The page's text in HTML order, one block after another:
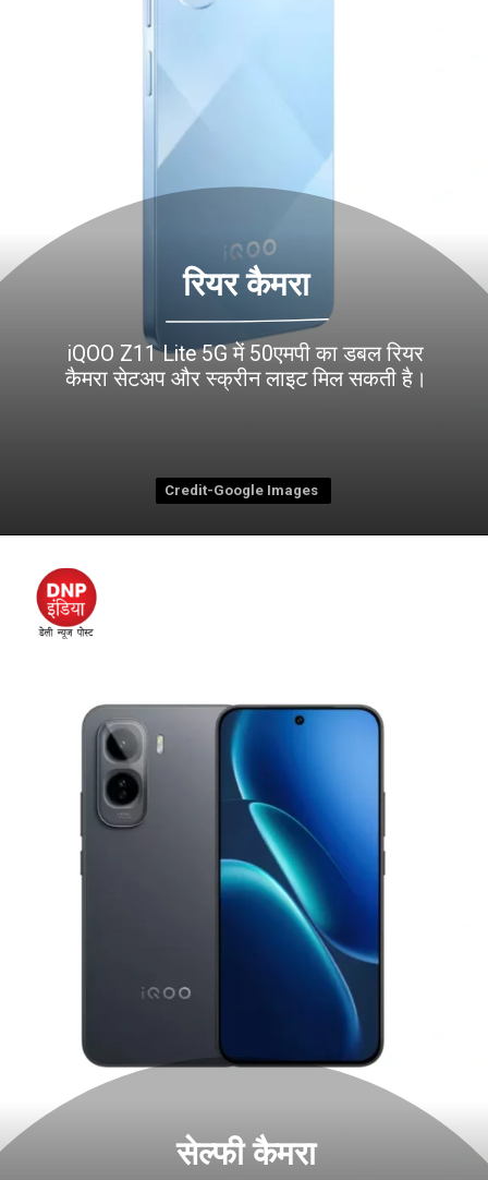
Credit-Google Images
Credit-Google Images
रियर कैमरारियर कैमरा
iQOO Z11 Lite 5G में 50एमपी का डबल रियर
सेल्फी कैमरासेल्फी कैमरा